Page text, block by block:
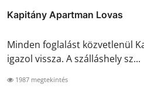
Kapitány Apartman Lovas
Minden foglalást közvetlenül
igazol vissza. A szálláshely sz...
1987 megtekintés